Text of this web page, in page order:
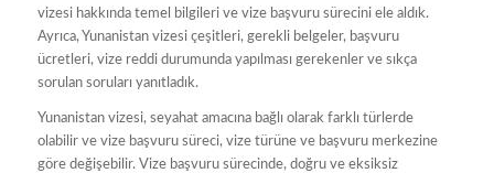
vizesi hakkında temel bilgileri ve vize başvuru sürecini ele aldık.
Ayrıca, Yunanistan vizesi çeşitleri, gerekli belgeler, başvuru
ücretleri, vize reddi durumunda yapılması gerekenler ve sıkça
sorulan soruları yanıtladık.
Yunanistan vizesi, seyahat amacına bağlı olarak farklı türlerde
olabilir ve vize başvuru süreci, vize türüne ve başvuru merkezine
göre değişebilir. Vize başvuru sürecinde, doğru ve eksiksiz